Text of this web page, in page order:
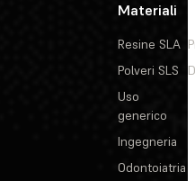
Materiali
Resine SLA
Polveri SLS
Uso
generico
Ingegneria
Odontoiatria